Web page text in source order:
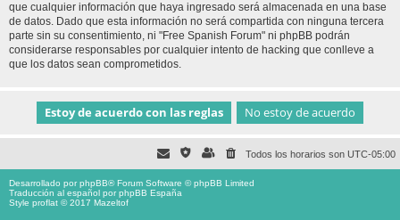
que cualquier información que haya ingresado será almacenada en una base
de datos. Dado que esta información no será compartida con ninguna tercera
parte sin su consentimiento, ni "Free Spanish Forum" ni phpBB podrán
considerarse responsables por cualquier intento de hacking que conlleve a
que los datos sean comprometidos.
Todos los horarios son UTC-05:00
Desarrollado porphpBB® Forum Software © phpBB Limited
Traducción al español porphpBB España
Style proflat © 2017 Mazeltof